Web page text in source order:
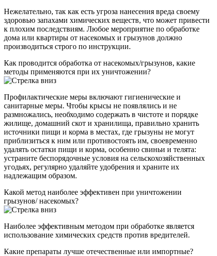
Нежелательно, так как есть угроза нанесения вреда своему
здоровью запахами химических веществ, что может привести
к плохим последствиям. Любое мероприятие по обработке
дома или квартиры от насекомых и грызунов должно
производиться строго по инструкции.
Как проводится обработка от насекомых/грызунов, какие
методы применяются при их уничтожении?
Профилактические меры включают гигиенические и
санитарные меры. Чтобы крысы не появлялись и не
размножались, необходимо содержать в чистоте и порядке
жилище, домашний скот и хранилища, правильно хранить
источники пищи и корма в местах, где грызуны не могут
приблизиться к ним или противостоять им, своевременно
удалять остатки пищи и корма, особенно свиньи и телята:
устраните беспорядочные условия на сельскохозяйственных
угодьях, регулярно удаляйте удобрения и храните их
надлежащим образом.
Какой метод наиболее эффективен при уничтожении
грызунов/ насекомых?
Наиболее эффективным методом при обработке является
использование химических средств против вредителей.
Какие препараты лучше отечественные или импортные?